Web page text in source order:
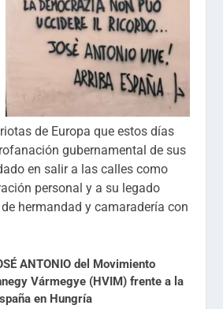
de Europa que estos días
gubernamental de sus
en salir a las calles como
personal y a su legado
hermandad y camaradería con
ANTONIO del Movimiento
Vármegye (HVIM) frente a la
en Hungría